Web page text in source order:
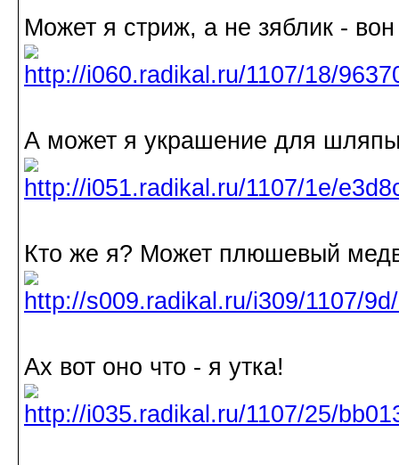
Может я стриж, а не зяблик -
А может я украшение для
Кто же я? Может плюшевый
Ах вот оно что - я утка!